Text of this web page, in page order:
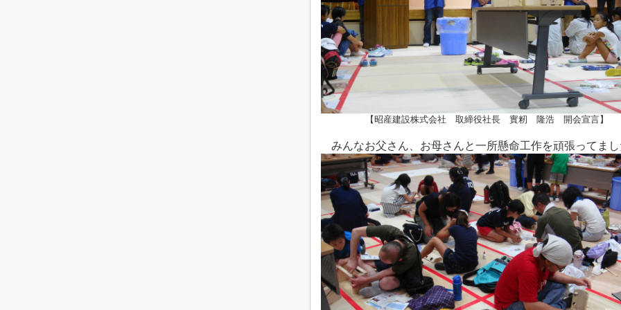
【昭産建設株式会社 取締役社長 實籾 隆浩 開会宣言】
みんなお父さん、お母さんと一所懸命工作を頑張ってま